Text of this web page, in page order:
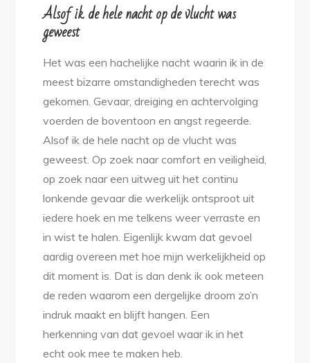
Alsof ik de hele nacht op de vlucht was
geweest
Het was een hachelijke nacht waarin ik in de
meest bizarre omstandigheden terecht was
gekomen. Gevaar, dreiging en achtervolging
voerden de boventoon en angst regeerde.
Alsof ik de hele nacht op de vlucht was
geweest. Op zoek naar comfort en veiligheid,
op zoek naar een uitweg uit het continu
lonkende gevaar die werkelijk ontsproot uit
iedere hoek en me telkens weer verraste en
in wist te halen. Eigenlijk kwam dat gevoel
aardig overeen met hoe mijn werkelijkheid op
dit moment is. Dat is dan denk ik ook meteen
de reden waarom een dergelijke droom zo’n
indruk maakt en blijft hangen. Een
herkenning van dat gevoel waar ik in het
echt ook mee te maken heb.